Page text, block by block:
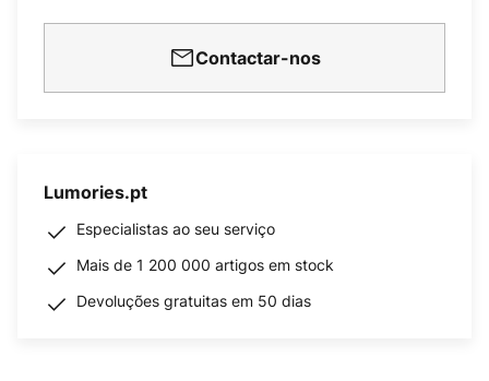
Contactar-nos
Lumories.pt
Especialistas ao seu serviço
Mais de 1 200 000 artigos em stock
Devoluções gratuitas em 50 dias